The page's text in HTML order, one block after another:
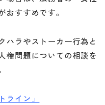
おすすめです。
ハラやストーカー行為と
権問題についての相談を
イン」